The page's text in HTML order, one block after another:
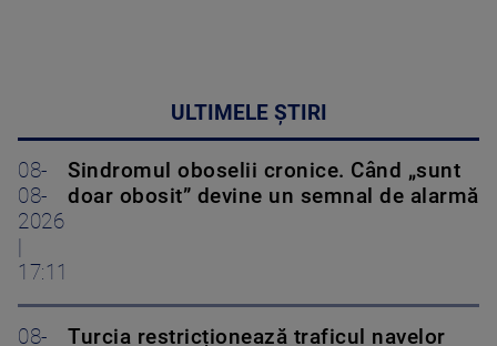
ULTIMELE ȘTIRI
08-
08-
2026
17:11
Sindromul oboselii cronice. Când „sunt
doar obosit” devine un semnal de alarmă
08-
Turcia restricționează traficul navelor